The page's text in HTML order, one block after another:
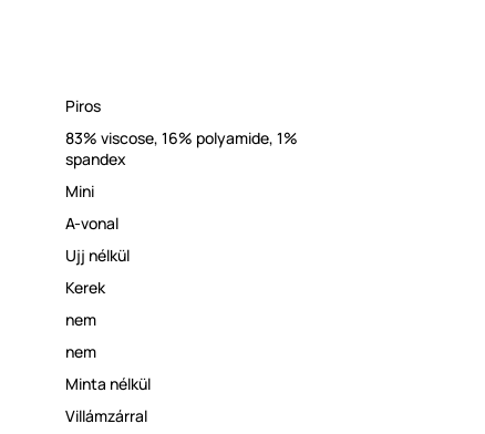
Piros
83% viscose, 16% polyamide, 1%
spandex
Mini
A-vonal
Ujj nélkül
Kerek
nem
nem
Minta nélkül
Villámzárral